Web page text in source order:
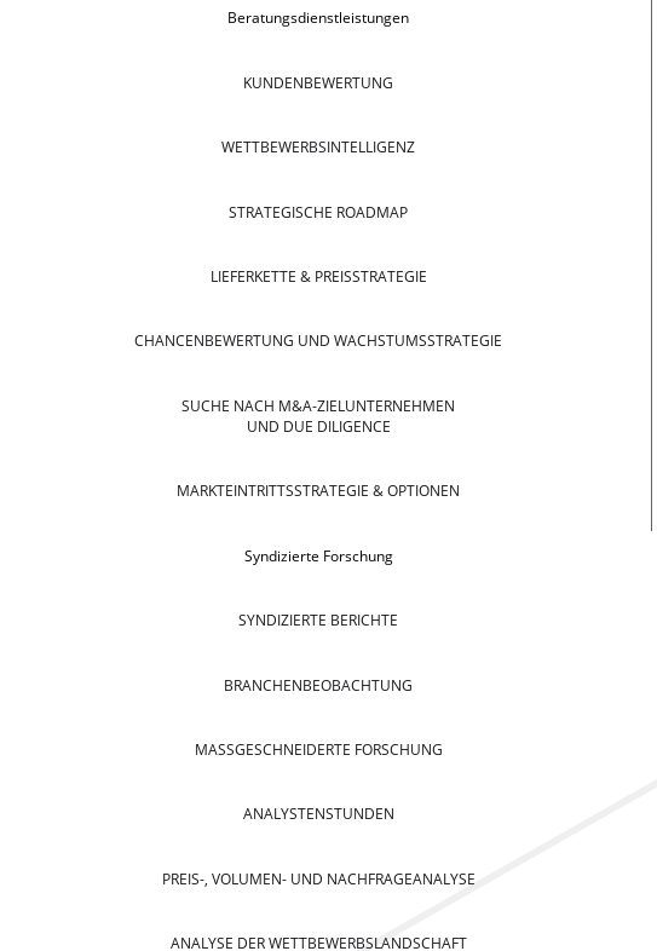
Beratungsdienstleistungen
KUNDENBEWERTUNG
WETTBEWERBSINTELLIGENZ
STRATEGISCHE ROADMAP
LIEFERKETTE & PREISSTRATEGIE
CHANCENBEWERTUNG UND WACHSTUMSSTRATEGIE
SUCHE NACH M&A-ZIELUNTERNEHMEN
UND DUE DILIGENCE
MARKTEINTRITTSSTRATEGIE & OPTIONEN
Syndizierte Forschung
SYNDIZIERTE BERICHTE
BRANCHENBEOBACHTUNG
MASSGESCHNEIDERTE FORSCHUNG
ANALYSTENSTUNDEN
PREIS-, VOLUMEN- UND NACHFRAGEANALYSE
ANALYSE DER WETTBEWERBSLANDSCHAFT